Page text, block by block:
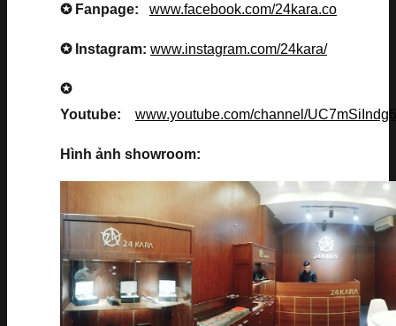
✪ Fanpage: www.facebook.com/24kara.co
✪ Instagram: www.instagram.com/24kara/
✪
Youtube: www.youtube.com/channel/
Hình ảnh showroom: